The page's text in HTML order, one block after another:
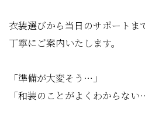
衣装選びから当日のサポートま
丁寧にご案内いたします。
「準備が大変そう…」
「和装のことがよくわからない